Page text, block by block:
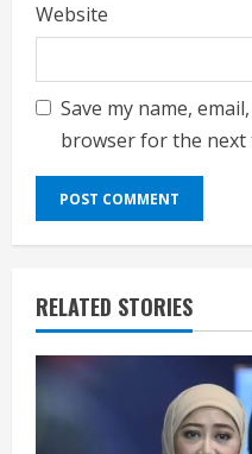
Website
Save my name,
browser for the next
RELATED STORIES